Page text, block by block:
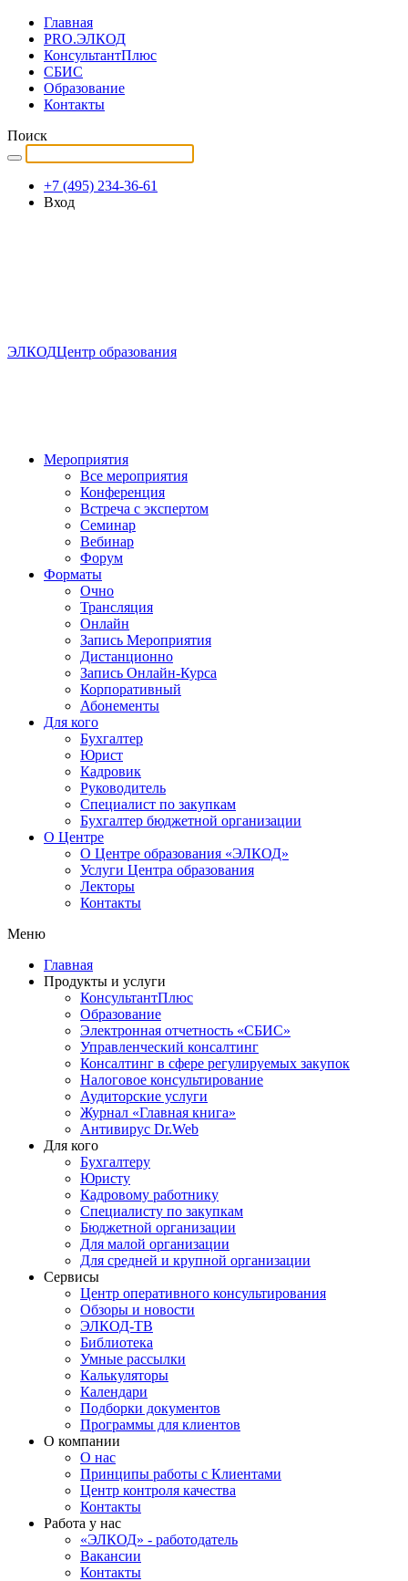
Главная
PRO.ЭЛКОД
КонсультантПлюс
СБИС
Образование
Контакты
Поиск
+7 (495) 234-36-61
Вход
ЭЛКОДЦентр образования
Мероприятия
Все мероприятия
Конференция
Встреча с экспертом
Семинар
Вебинар
Форум
Форматы
Очно
Трансляция
Онлайн
Запись Мероприятия
Дистанционно
Запись Онлайн-Курса
Корпоративный
Абонементы
Для кого
Бухгалтер
Юрист
Кадровик
Руководитель
Специалист по закупкам
Бухгалтер бюджетной организации
О Центре
О Центре образования «ЭЛКОД»
Услуги Центра образования
Лекторы
Контакты
Меню
Главная
Продукты и услуги
КонсультантПлюс
Образование
Электронная отчетность «СБИС»
Управленческий консалтинг
Консалтинг в сфере регулируемых закупок
Налоговое консультирование
Аудиторские услуги
Журнал «Главная книга»
Антивирус Dr.Web
Для кого
Бухгалтеру
Юристу
Кадровому работнику
Специалисту по закупкам
Бюджетной организации
Для малой организации
Для средней и крупной организации
Сервисы
Центр оперативного консультирования
Обзоры и новости
ЭЛКОД-ТВ
Библиотека
Умные рассылки
Калькуляторы
Календари
Подборки документов
Программы для клиентов
О компании
О нас
Принципы работы с Клиентами
Центр контроля качества
Контакты
Работа у нас
«ЭЛКОД» - работодатель
Вакансии
Контакты